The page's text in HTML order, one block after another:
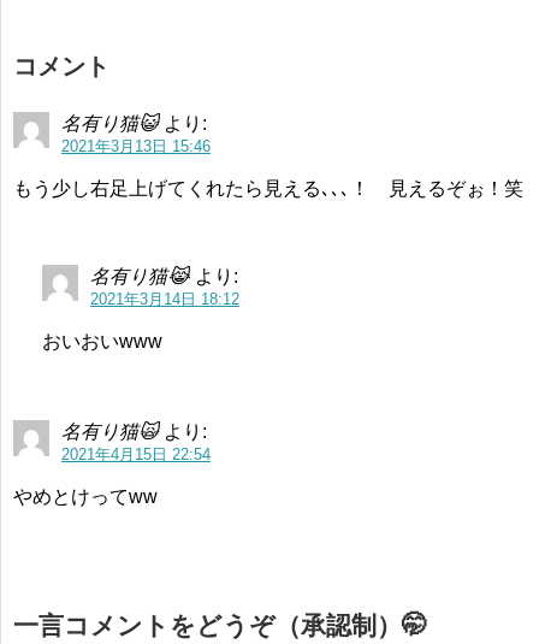
コメント
名有り猫😺 より:
2021年3月13日 15:46
もう少し右足上げてくれたら見える､､､！ 見えるぞぉ！笑
名有り猫😹 より:
2021年3月14日 18:12
おいおいwww
名有り猫🙀 より:
2021年4月15日 22:54
やめとけってww
一言コメントをどうぞ（承認制）🤭